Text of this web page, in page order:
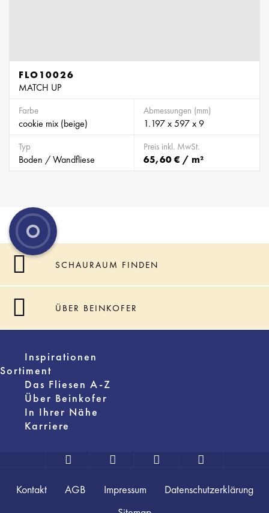
FLO10026
MATCH UP
Farbe
cookie mix (beige)
Abmessungen (mm)
1.197 x 597 x 9
Typ
Boden / Wandfliese
Preis inkl. MwSt.
65,60 € / m²
SCHAURAUM FINDEN
ÜBER BEINKOFER
Inspirationen
Sortiment
Das Fliesen A-Z
Über Beinkofer
In Ihrer Nähe
Karriere
Kontakt AGB Impressum
Datenschutzerklärung